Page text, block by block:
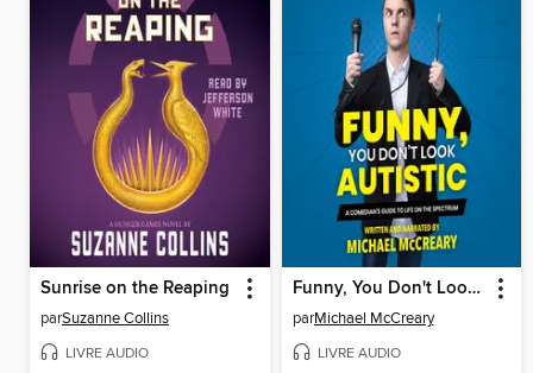
Sunrise on the Reaping
parSuzanne Collins
LIVRE AUDIO
Funny, You Don't Look Autistic
parMichael McCreary
LIVRE AUDIO